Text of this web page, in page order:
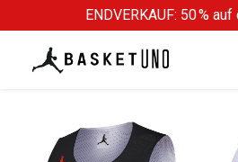
ENDVERKAUF: 50 %